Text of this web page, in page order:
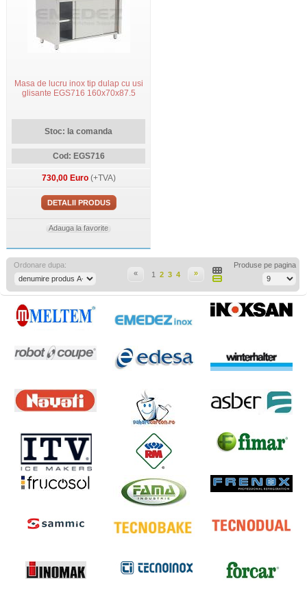
Masa de lucru inox tip dulap cu usi
glisante EGS716 160x70x87.5
Stoc: la comanda
Cod: EGS716
730,00 Euro(+TVA)
DETALII PRODUS
Adauga la favorite
Ordonare dupa:
«
1 2 3 4 »
Produse pe pagina